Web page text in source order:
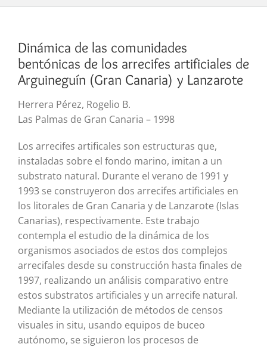
Dinámica de las comunidades
bentónicas de los arrecifes artificiales de
Arguineguín (Gran Canaria) y Lanzarote
Herrera Pérez, Rogelio B.
Las Palmas de Gran Canaria – 1998
Los arrecifes artificales son estructuras que,
instaladas sobre el fondo marino, imitan a un
substrato natural. Durante el verano de 1991 y
1993 se construyeron dos arrecifes artificiales en
los litorales de Gran Canaria y de Lanzarote (Islas
Canarias), respectivamente. Este trabajo
contempla el estudio de la dinámica de los
organismos asociados de estos dos complejos
arrecifales desde su construcción hasta finales de
1997, realizando un análisis comparativo entre
estos substratos artificiales y un arrecife natural.
Mediante la utilización de métodos de censos
visuales in situ, usando equipos de buceo
autónomo, se siguieron los procesos de